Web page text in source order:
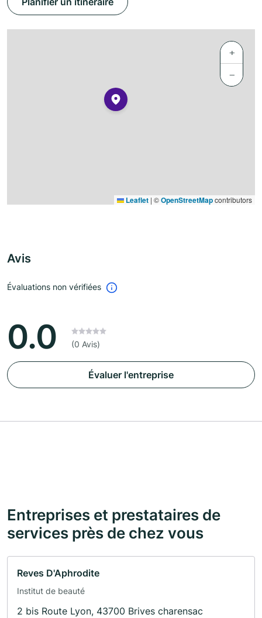
+
−
Leaflet | ©OpenStreetMapcontributors
Avis
Évaluations non vérifiées
0.0 (0 Avis)
Évaluer l'entreprise
Entreprises et prestataires de
services près de chez vous
Reves D'Aphrodite
Institut de beauté
2 bis Route Lyon, 43700 Brives charensac